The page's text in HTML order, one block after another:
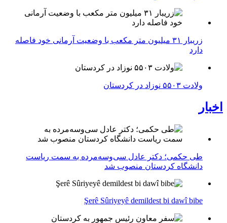
زریبار ۳۱ میلیون متر مکعب با وضعیت آرمانی خود فاصله
دارد
ولادت ۵۵۰۳ نوزاد در کردستان
اخبار
طی حکمی؛ دکتر عادل سی‌وسه‌مرده به سمت ریاست
دانشگاه کردستان منصوب شد
Şerê Sûriyeyê demildest bi dawî bibe